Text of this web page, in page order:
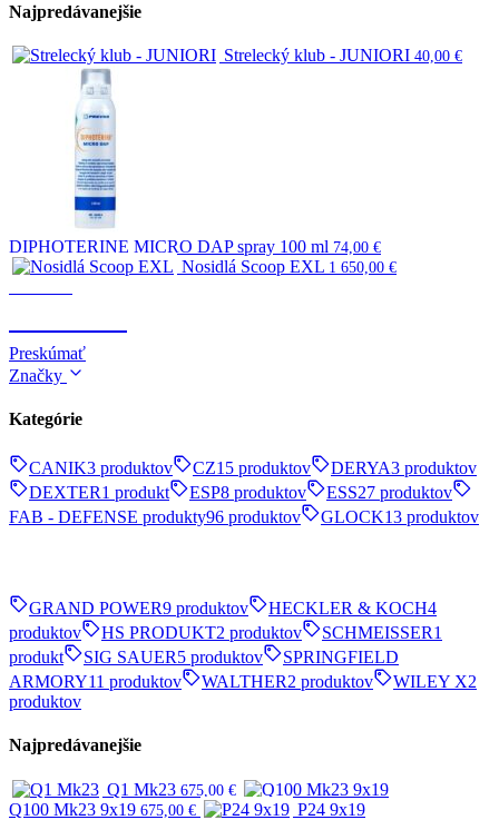
Najpredávanejšie
Strelecký klub - JUNIORI 40,00 €
DIPHOTERINE MICRO DAP spray 100 ml 74,00 €
Nosidlá Scoop EXL 1 650,00 €
Preskúmať
Značky
Kategórie
CANIK3 produktov CZ15 produktov DERYA3 produktov
DEXTER1 produkt ESP8 produktov ESS27 produktov
FAB - DEFENSE produkty96 produktov GLOCK13 produktov
GRAND POWER9 produktov HECKLER & KOCH4
produktov
HS PRODUKT2 produktov SCHMEISSER1
produkt
SIG SAUER5 produktov
SPRINGFIELD
ARMORY11 produktov WALTHER2 produktov WILEY X2
produktov
Najpredávanejšie
Q1 Mk23 675,00 €
Q100 Mk23 9x19 675,00 €
P24 9x19